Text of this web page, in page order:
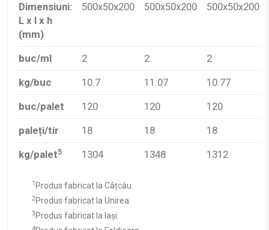
Dimensiuni:
L x l x h
(mm)
500x50x200 500x50x200 500x50x200
buc/ml 2 2
2
kg/buc
10.7 11.07
10.77
buc/palet
120 120
120
paleți/tir
18 18
18
kg/palet5 1304 1348 1312
1 Produs fabricat la Câțcău.
2Produs fabricat la Unirea.
3 Produs fabricat la Iași.
4